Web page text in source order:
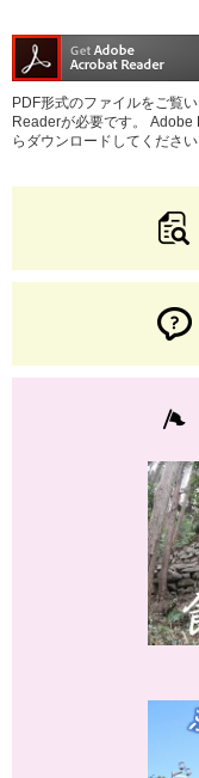
PDF形式のファイルをご覧
Readerが必要です。
Adobe
らダウンロードしてください